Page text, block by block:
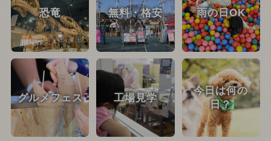
恐竜 無料・格安 雨の日OK
グルメフェス 工場見学
今日は何の
日？